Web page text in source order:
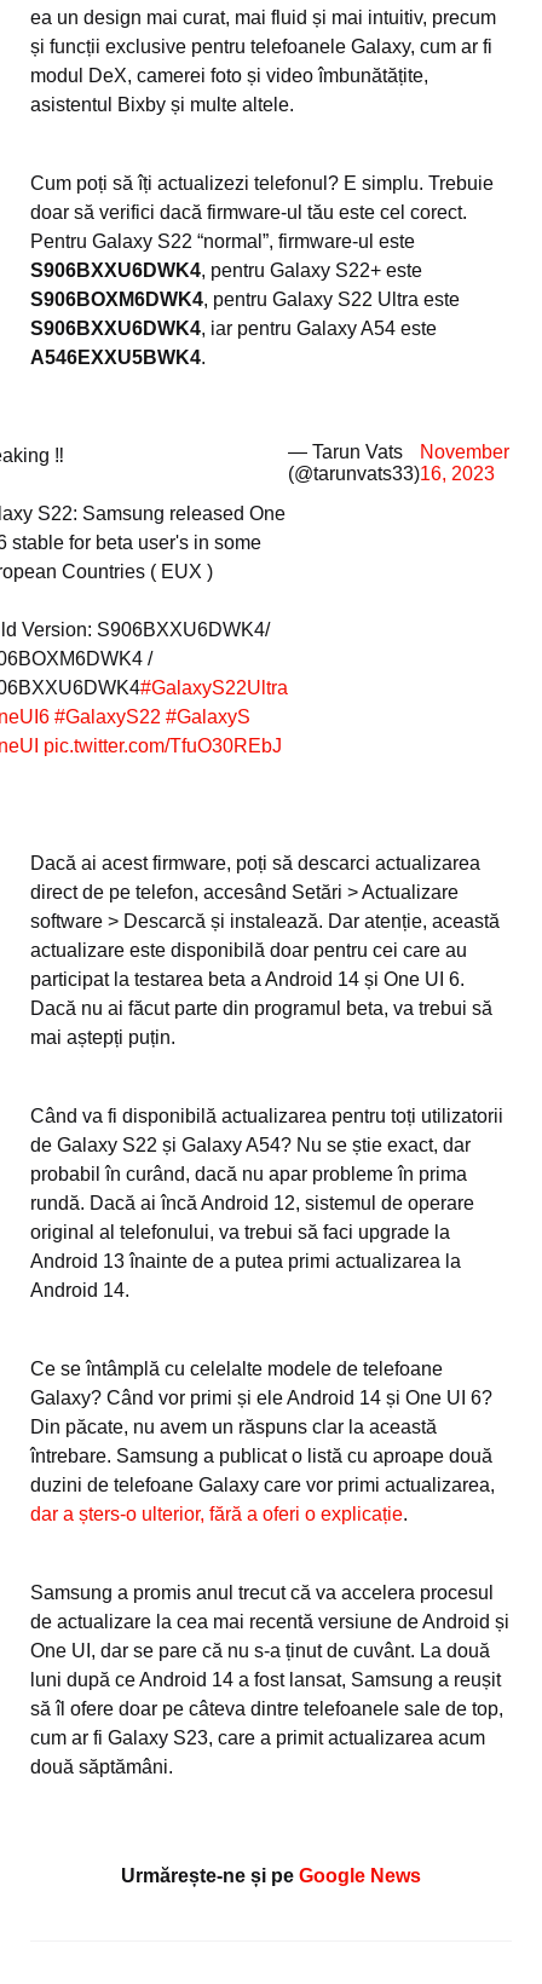
ea un design mai curat, mai fluid și mai intuitiv, precum
și funcții exclusive pentru telefoanele Galaxy, cum ar fi
modul DeX, camerei foto și video îmbunătățite,
asistentul Bixby și multe altele.
Cum poți să îți actualizezi telefonul? E simplu. Trebuie
doar să verifici dacă firmware-ul tău este cel corect.
Pentru Galaxy S22 “normal”, firmware-ul este
S906BXXU6DWK4, pentru Galaxy S22+ este
S906BOXM6DWK4, pentru Galaxy S22 Ultra este
S906BXXU6DWK4, iar pentru Galaxy A54 este
A546EXXU5BWK4.
‼️
S22: Samsung released One
stable for beta user's in some
Countries ( EUX )
Version: S906BXXU6DWK4/
/
#GalaxyS22Ultra
#GalaxyS22 #GalaxyS
pic.twitter.com/TfuO30REbJ
— Tarun Vats
(@tarunvats33)
November
16, 2023
Dacă ai acest firmware, poți să descarci actualizarea
direct de pe telefon, accesând Setări > Actualizare
software > Descarcă și instalează. Dar atenție, această
actualizare este disponibilă doar pentru cei care au
participat la testarea beta a Android 14 și One UI 6.
Dacă nu ai făcut parte din programul beta, va trebui să
mai aștepți puțin.
Când va fi disponibilă actualizarea pentru toți utilizatorii
de Galaxy S22 și Galaxy A54? Nu se știe exact, dar
probabil în curând, dacă nu apar probleme în prima
rundă. Dacă ai încă Android 12, sistemul de operare
original al telefonului, va trebui să faci upgrade la
Android 13 înainte de a putea primi actualizarea la
Android 14.
Ce se întâmplă cu celelalte modele de telefoane
Galaxy? Când vor primi și ele Android 14 și One UI 6?
Din păcate, nu avem un răspuns clar la această
întrebare. Samsung a publicat o listă cu aproape două
duzini de telefoane Galaxy care vor primi actualizarea,
dar a șters-o ulterior, fără a oferi o explicație.
Samsung a promis anul trecut că va accelera procesul
de actualizare la cea mai recentă versiune de Android și
One UI, dar se pare că nu s-a ținut de cuvânt. La două
luni după ce Android 14 a fost lansat, Samsung a reușit
să îl ofere doar pe câteva dintre telefoanele sale de top,
cum ar fi Galaxy S23, care a primit actualizarea acum
două săptămâni.
Urmărește-ne și pe Google News